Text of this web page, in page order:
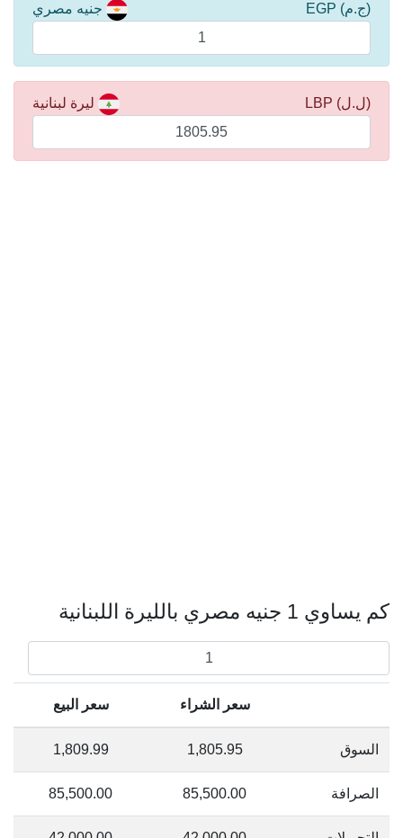
جنيه مصري (ج.م) EGP
ليرة لبنانية (ل.ل) LBP
كم يساوي 1 جنيه مصري بالليرة اللبنانية
سعر الشراء سعر البيع
السوق 1,805.95
1,809.99
الصرافة 85,500.00
85,500.00